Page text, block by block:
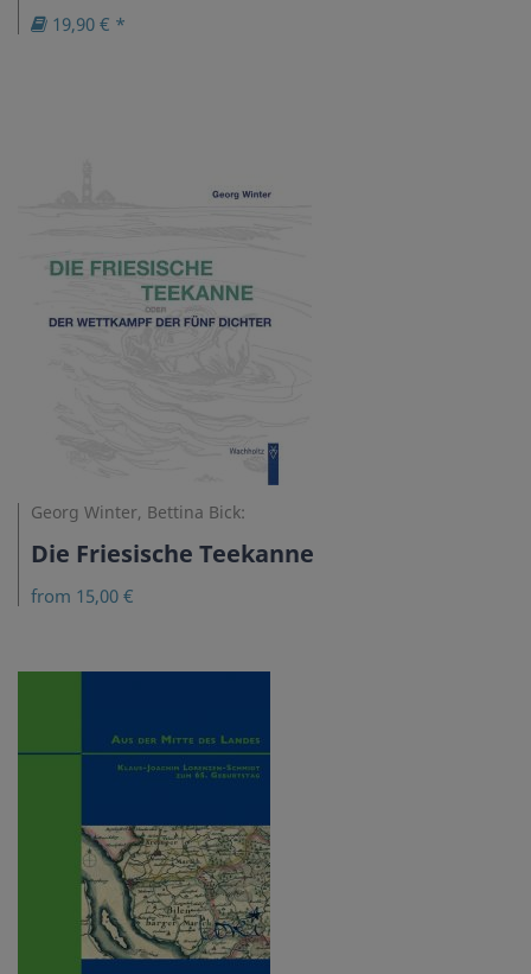
19,90 € *
Georg Winter, Bettina Bick:
Die Friesische Teekanne
from 15,00 €